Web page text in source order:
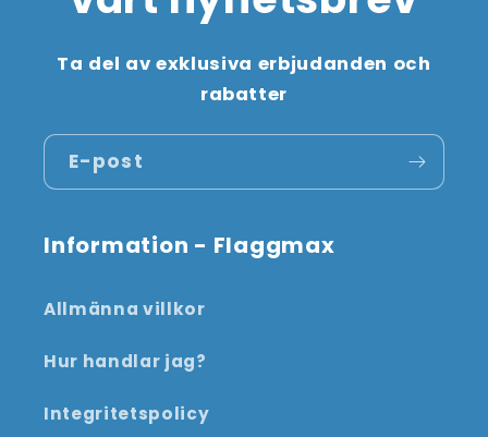
Ta del av exklusiva erbjudanden och
rabatter
E-post
Information - Flaggmax
Allmänna villkor
Hur handlar jag?
Integritetspolicy